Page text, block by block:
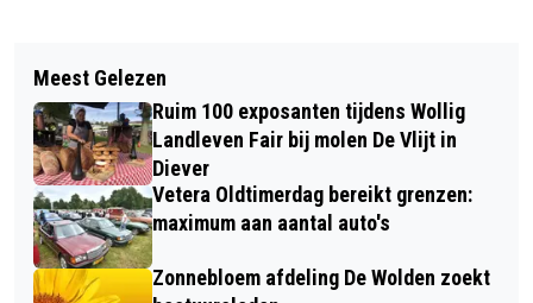
NAOBERSCHAPSFONDS BIEDT RUIMTE
VOOR NIEUWE CULTURELE
INITIATIEVEN IN DE WOLDEN
ZOMERCONCERTEN KOORSCHOOL
VIVA LA MUSICA VERPLAATST NAAR
KOELERE ME STUDIO IN MEPPEL
Meest Gelezen
Ruim 100 exposanten tijdens Wollig
Landleven Fair bij molen De Vlijt in
Diever
Vetera Oldtimerdag bereikt grenzen:
maximum aan aantal auto's
Zonnebloem afdeling De Wolden zoekt